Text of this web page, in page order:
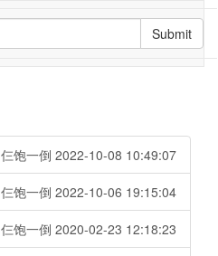
Submit
仨饱一倒 2022-10-08 10:49:07
仨饱一倒 2022-10-06 19:15:04
仨饱一倒 2020-02-23 12:18:23